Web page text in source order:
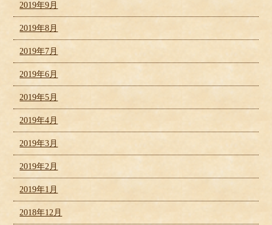
2019年9月
2019年8月
2019年7月
2019年6月
2019年5月
2019年4月
2019年3月
2019年2月
2019年1月
2018年12月